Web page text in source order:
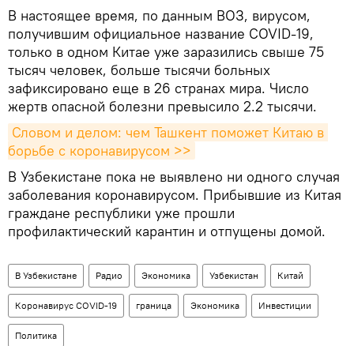
В настоящее время, по данным ВОЗ, вирусом,
получившим официальное название COVID-19,
только в одном Китае уже заразились свыше 75
тысяч человек, больше тысячи больных
зафиксировано еще в 26 странах мира. Число
жертв опасной болезни превысило 2.2 тысячи.
Словом и делом: чем Ташкент поможет Китаю в
борьбе с коронавирусом >>
В Узбекистане пока не выявлено ни одного случая
заболевания коронавирусом. Прибывшие из Китая
граждане республики уже прошли
профилактический карантин и отпущены домой.
В Узбекистане Радио Экономика Узбекистан Китай
Коронавирус COVID-19 граница Экономика Инвестиции
Политика